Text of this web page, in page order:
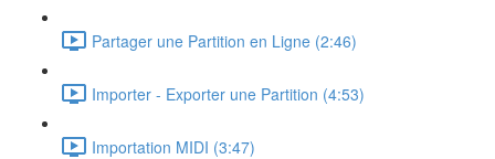
Partager une Partition en Ligne (2:46)
Importer - Exporter une Partition (4:53)
Importation MIDI (3:47)